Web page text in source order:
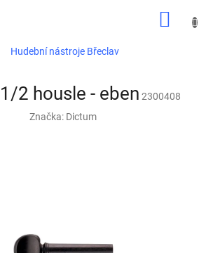
Hudební nástroje Břeclav
2 housle - eben 2300408
Značka: Dictum